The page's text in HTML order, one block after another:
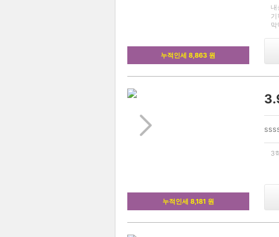
누적인세 8,863 원
내
기
막
누적인세 8,181 원
3